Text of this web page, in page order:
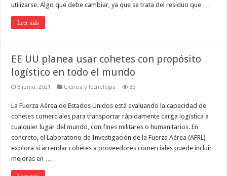
utilizarse. Algo que debe cambiar, ya que se trata del residuo que …
Leer más
EE UU planea usar cohetes con propósito
logístico en todo el mundo
8 junio, 2021 Ciencia y Tecnología 86
La Fuerza Aérea de Estados Unidos está evaluando la capacidad de
cohetes comerciales para transportar rápidamente carga logística a
cualquier lugar del mundo, con fines militares o humanitarios. En
concreto, el Laboratorio de Investigación de la Fuerza Aérea (AFRL)
explora si arrendar cohetes a proveedores comerciales puede incluir
mejoras en …